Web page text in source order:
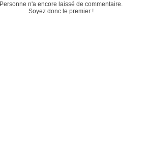
Personne n'a encore laissé de commentaire.
Soyez donc le premier !